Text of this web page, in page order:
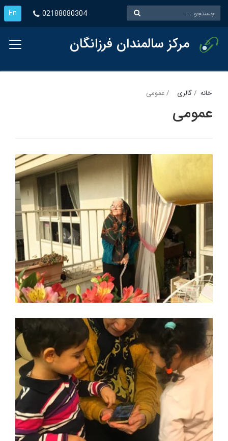
En 02188080304
مرکز سالمندان فرزانگان
خانه گالری عمومی
عمومی